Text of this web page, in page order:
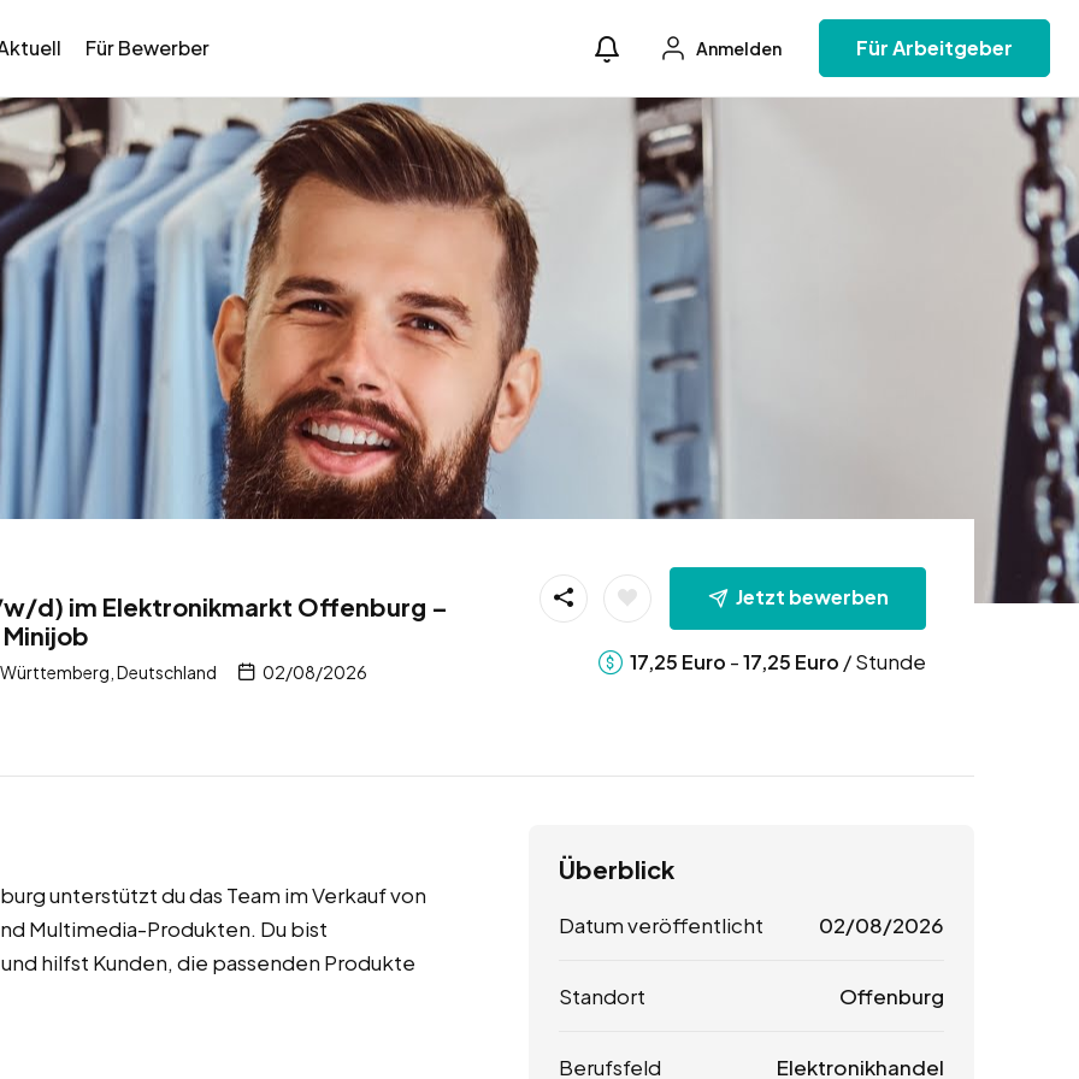
Für Bewerber Anmelden Für Arbeitgeber
d) im Elektronikmarkt Offenburg –
Deutschland 02/08/2026
Jetzt bewerben
17,25 Euro -17,25 Euro / Stunde
unterstützt du das Team im Verkauf von
Multimedia-Produkten. Du bist
hilfst Kunden, die passenden Produkte
Überblick
Datum veröffentlicht 02/08/2026
Standort Offenburg
Berufsfeld Elektronikhandel